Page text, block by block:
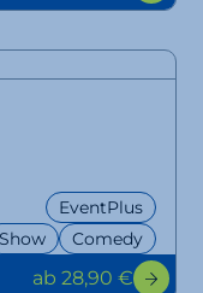
Show Comedy
EventPlus
ab 28,90 €